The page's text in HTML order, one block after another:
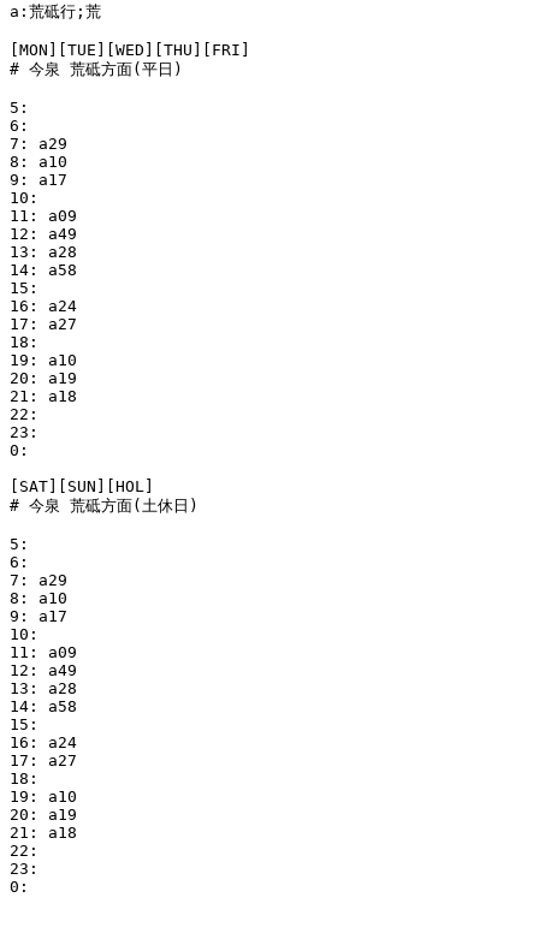
a:荒砥行;荒
[MON][TUE][WED][THU][FRI]
# 今泉 荒砥方面(平日)
5:
6:
7: a29
8: a10
9: a17
10:
11: a09
12: a49
13: a28
14: a58
15:
16: a24
17: a27
18:
19: a10
20: a19
21: a18
22:
23:
0:
[SAT][SUN][HOL]
# 今泉 荒砥方面(土休日)
5:
6:
7: a29
8: a10
9: a17
10:
11: a09
12: a49
13: a28
14: a58
15:
16: a24
17: a27
18:
19: a10
20: a19
21: a18
22:
23:
0: